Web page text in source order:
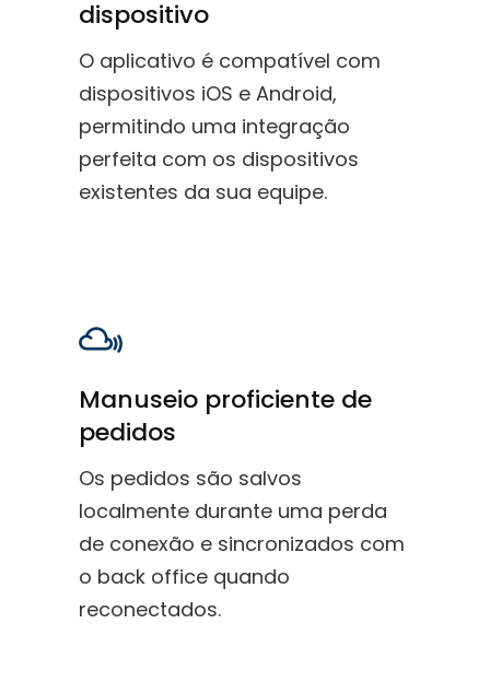
dispositivo
O aplicativo é compatível com
dispositivos iOS e Android,
permitindo uma integração
perfeita com os dispositivos
existentes da sua equipe.
Manuseio proficiente de
pedidos
Os pedidos são salvos
localmente durante uma perda
de conexão e sincronizados com
o back office quando
reconectados.